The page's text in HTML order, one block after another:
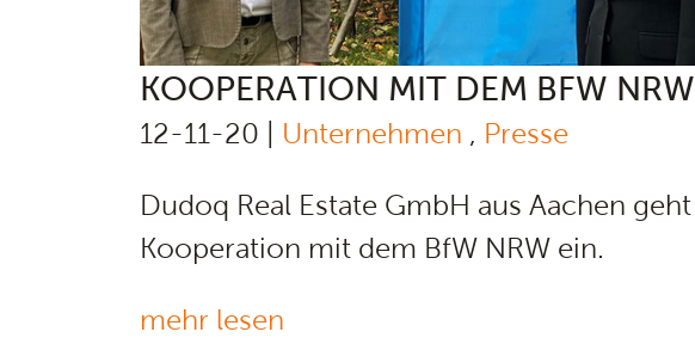
KOOPERATION MIT DEM BFW NRW
12-11-20 | Unternehmen , Presse
Dudoq Real Estate GmbH aus Aachen geht
Kooperation mit dem BfW NRW ein.
mehr lesen